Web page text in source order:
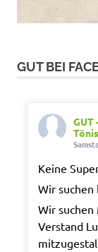
GUT BEI
GUT
Keine
Wir suchen
Wir suchen
Verstand